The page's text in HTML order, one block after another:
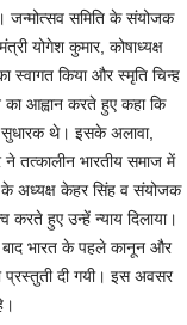
जन्मोत्सव समिति के संयोजक
योगेश कुमार, कोषाध्यक्ष
किया और स्मृति चिन्ह
आह्वान करते हुए कहा कि
सुधारक थे। इसके अलावा,
तत्कालीन भारतीय समाज में
के अध्यक्ष केहर सिंह व संयोजक
हुए उन्हें न्याय दिलाया।
बाद भारत के पहले कानून और
प्रस्तुती दी गयी। इस अवसर